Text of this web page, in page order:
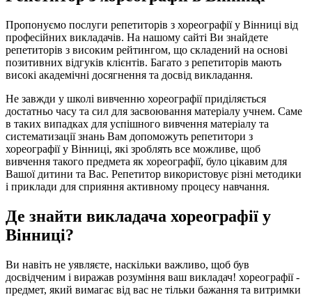
Пропонуємо послуги репетиторів з хореографії у Вінниці від
професійних викладачів. На нашому сайті Ви знайдете
репетиторів з високим рейтингом, що складений на основі
позитивних відгуків клієнтів. Багато з репетиторів мають
високі академічні досягнення та досвід викладання.
Не завжди у школі вивченню хореографії приділяється
достатньо часу та сил для засвоювання матеріалу учнем. Саме
в таких випадках для успішного вивчення матеріалу та
систематизації знань Вам допоможуть репетитори з
хореографії у Вінниці, які зроблять все можливе, щоб
вивчення такого предмета як хореографії, було цікавим для
Вашої дитини та Вас. Репетитор використовує різні методики
і приклади для сприяння активному процесу навчання.
Де знайти викладача хореографії у
Вінниці?
Ви навіть не уявляєте, наскільки важливо, щоб був
досвідченим і виражав розуміння ваш викладач! хореографії -
предмет, який вимагає від вас не тільки бажання та витримки